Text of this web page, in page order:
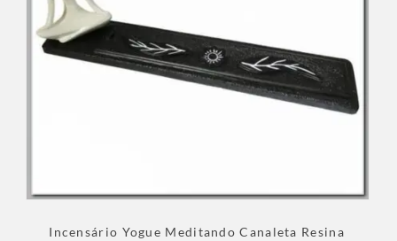
Incensário Yogue Meditando Canaleta Resina